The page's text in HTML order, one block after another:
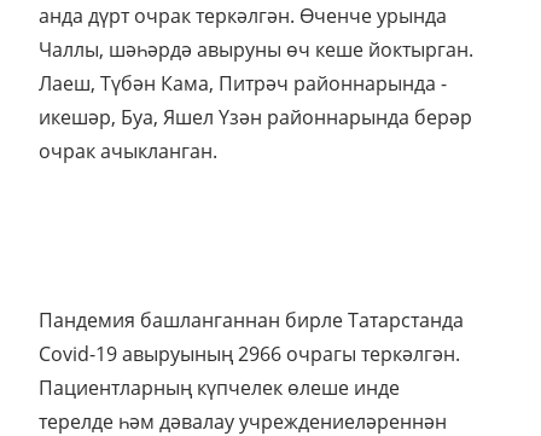
анда дүрт очрак теркәлгән. Өченче урында
Чаллы, шәһәрдә авыруны өч кеше йоктырган.
Лаеш, Түбән Кама, Питрәч районнарында -
икешәр, Буа, Яшел Үзән районнарында берәр
очрак ачыкланган.
Пандемия башланганнан бирле Татарстанда
Covid-19 авыруының 2966 очрагы теркәлгән.
Пациентларның күпчелек өлеше инде
терелде һәм дәвалау учреждениеләреннән